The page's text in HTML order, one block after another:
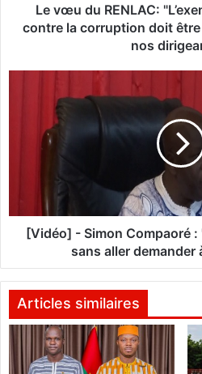
i
n
Le vœu du RENLAC:
contre la corruption doit
nos
S
o
n
o
[Vidéo] - Simon Compaoré
sans aller demander
Articles similaires